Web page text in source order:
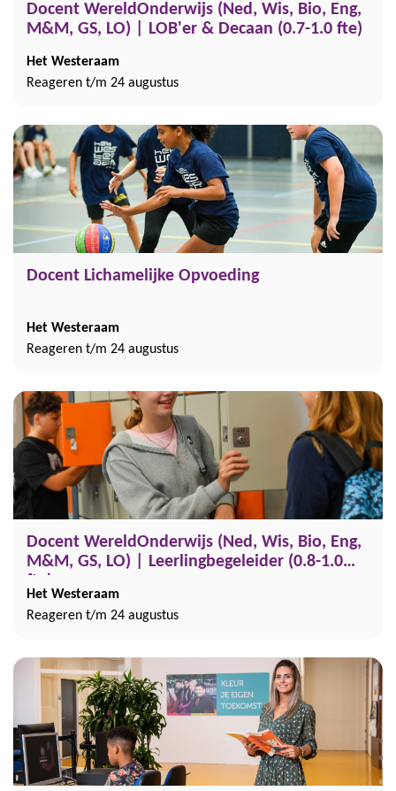
Docent WereldOnderwijs (Ned, Wis, Bio, Eng,
M&M, GS, LO) | LOB'er & Decaan (0.7-1.0 fte)
Het Westeraam
Reageren t/m 24 augustus
Docent Lichamelijke Opvoeding
Het Westeraam
Reageren t/m 24 augustus
Docent WereldOnderwijs (Ned, Wis, Bio, Eng,
M&M, GS, LO) | Leerlingbegeleider (0.8-1.0
Het Westeraam
Reageren t/m 24 augustus